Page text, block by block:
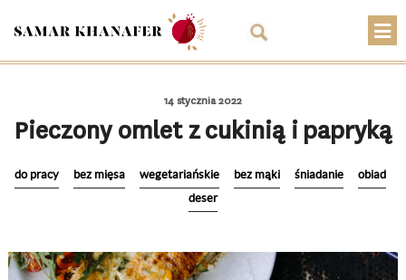
Przepisy
Warsztaty
Sklep
14 stycznia 2022
Pieczony omlet z cukinią i papryką
do pracy bez mięsa wegetariańskie bez mąki śniadanie
obiad
deser